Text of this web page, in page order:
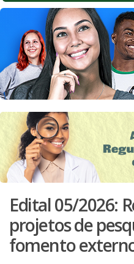
Edital 05/2026:
projetos de
fomento